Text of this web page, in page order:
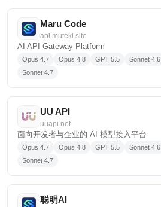
Maru Code
api.muteki.site
AI API Gateway Platform
Opus 4.7 Opus 4.8 GPT 5.5 Sonnet 4.6
Sonnet 4.7
UU API
uuapi.net
面向开发者与企业的 AI 模型接入平台
Opus 4.7 Opus 4.8 GPT 5.5 Sonnet 4.6
Sonnet 4.7
聪明AI